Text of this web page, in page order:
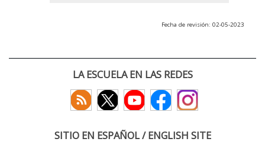
Fecha de revisión: 02-05-2023
LA ESCUELA EN LAS REDES
SITIO EN ESPAÑOL / ENGLISH SITE